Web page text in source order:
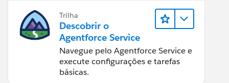
Trilha
Descobrir o
Agentforce Service
Navegue pelo Agentforce Service e
execute configurações e tarefas
básicas.